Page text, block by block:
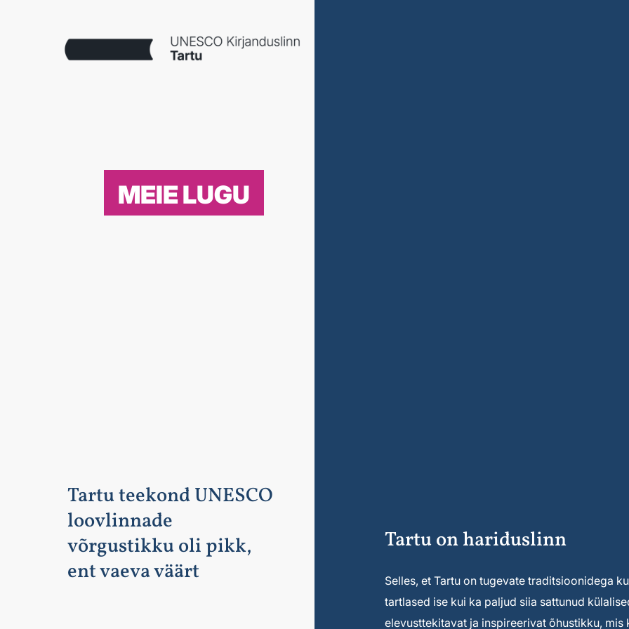
MEIE LUGU
Tartu teekond UNESCO
loovlinnade
võrgustikku oli pikk,
ent vaeva väärt
Tartu on hariduslinn
Selles, et Tartu on tugevate traditsioonidega
tartlased ise kui ka paljud siia sattunud
elevusttekitavat ja inspireerivat õhustikku,